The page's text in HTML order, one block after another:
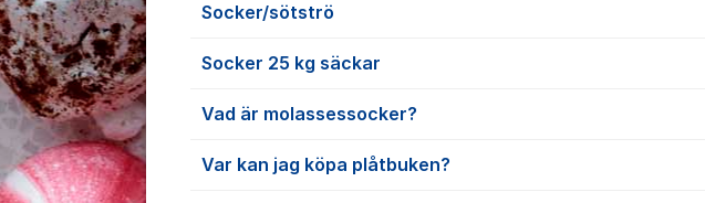
Socker/sötströ
Socker 25 kg säckar
Vad är molassessocker?
Var kan jag köpa plåtbuken?